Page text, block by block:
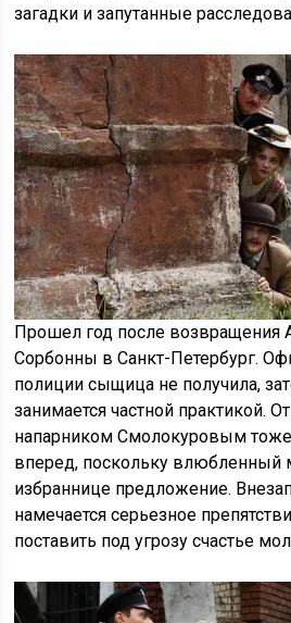
загадки и запутанные
Прошел год после возвращения
Сорбонны в Санкт-Петербург.
полиции сыщица не получила,
занимается частной практикой.
напарником Смолокуровым
вперед, поскольку влюбленный
избраннице предложение.
намечается серьезное
поставить под угрозу счастье